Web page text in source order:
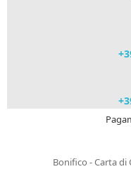
Bonifico - Carta di